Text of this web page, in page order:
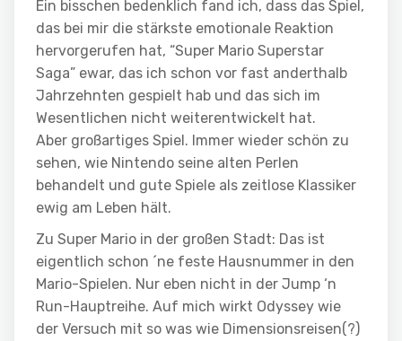
Ein bisschen bedenklich fand ich, dass das Spiel,
das bei mir die stärkste emotionale Reaktion
hervorgerufen hat, “Super Mario Superstar
Saga” ewar, das ich schon vor fast anderthalb
Jahrzehnten gespielt hab und das sich im
Wesentlichen nicht weiterentwickelt hat.
Aber großartiges Spiel. Immer wieder schön zu
sehen, wie Nintendo seine alten Perlen
behandelt und gute Spiele als zeitlose Klassiker
ewig am Leben hält.
Zu Super Mario in der großen Stadt: Das ist
eigentlich schon ´ne feste Hausnummer in den
Mario-Spielen. Nur eben nicht in der Jump ‘n
Run-Hauptreihe. Auf mich wirkt Odyssey wie
der Versuch mit so was wie Dimensionsreisen(?)